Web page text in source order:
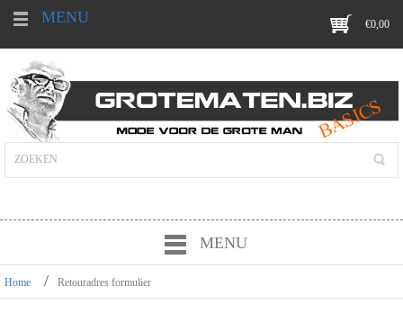
MENU €0,00
MENU
Home Retouradres formulier